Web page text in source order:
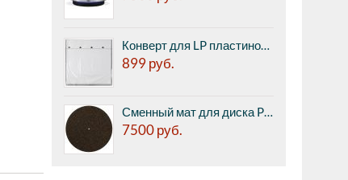
Конверт для LP пластинок внутренний Premiera PK-118PP - для 12", квадратные вкладыши из полиэтилена с запрессованным в полиэтилен листом бумаги с одной стороны (20шт.)
899руб.
Сменный мат для диска Pro-ject CORK & RUBBER IT, 3мм
7500руб.